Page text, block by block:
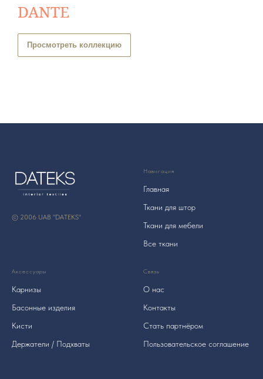
DANTE
Просмотреть коллекцию
© 2006 UAB "DATEKS"
Навигация
Главная
Ткани для штор
Ткани для мебели
Все ткани
Аксессуары
Карнизы
Басонные изделия
Кисти
Держатели / Подхваты
Связь
О нас
Контакты
Стать партнёром
Пользовательское соглашение